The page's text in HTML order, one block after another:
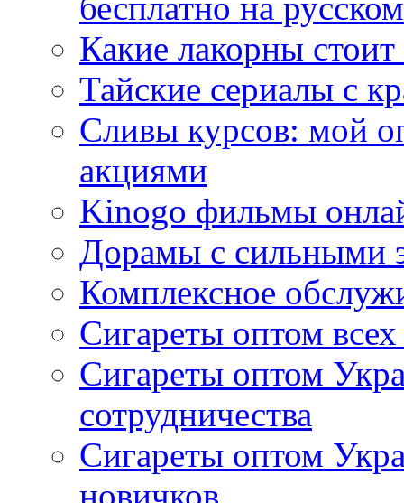
Какие лакорны
Тайские сериалы с
Сливы курсов: мой
акциями
Kinogo фильмы
Дорамы с сильными
Комплексное
Сигареты оптом
Сигареты оптом
сотрудничества
Сигареты оптом